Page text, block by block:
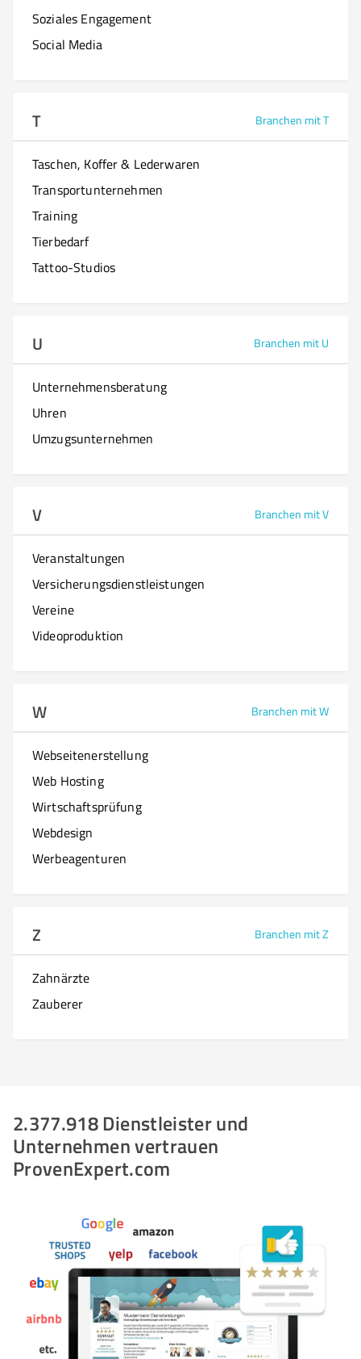
Soziales Engagement
Social Media
T Branchen mit T
Taschen, Koffer & Lederwaren
Transportunternehmen
Training
Tierbedarf
Tattoo-Studios
U Branchen mit U
Unternehmensberatung
Uhren
Umzugsunternehmen
V Branchen mit V
Veranstaltungen
Versicherungsdienstleistungen
Vereine
Videoproduktion
W Branchen mit W
Webseitenerstellung
Web Hosting
Wirtschaftsprüfung
Webdesign
Werbeagenturen
Z Branchen mit Z
Zahnärzte
Zauberer
2.377.918 Dienstleister und
Unternehmen vertrauen
ProvenExpert.com